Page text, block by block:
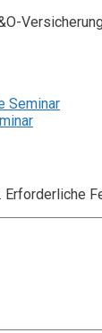
Seminar
Erforderliche